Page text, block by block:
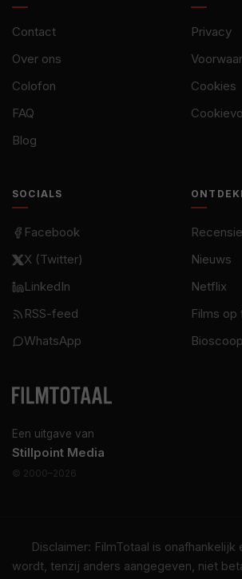
Een uitgave van
Stillpoint Media
© 2000–2026
Contact
Over ons
Colofon
FAQ
Blog
Privacy
Cookies
SOCIALS
Facebook
X (Twitter)
LinkedIn
RSS-feed
WhatsApp
Nieuws
Netflix
Films op
Bioscoop
Disclaimer: FilmTotaal is
wordt, tenzij anders aangegeven, niet